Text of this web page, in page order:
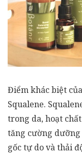
Điểm khác biệt
Squalene.
trong da, hoạt
tăng cường dưỡng
gốc tự do và thải